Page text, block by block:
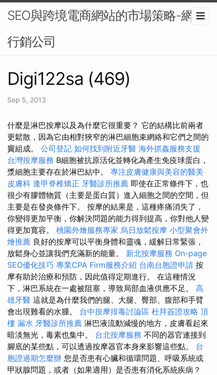
SEO與跨境電商網站的市場策略-網路
行銷公司
Digi122sa (469)
Sep 5, 2013
什麼是淋巴按摩以及為什麼它很重要？ 它的結構比前兩者
更鬆散，因為它由相對狹窄的淋巴細胞束網絡和它們之間的
竇組成。 公司登記 如何找到附近牙醫 海外抓姦服務支援
台灣按摩服務 B細胞被抗原活化並轉化為產生免疫球蛋白，
漿細胞主要存在於淋巴結中。 專注皮膚健康與美容的醫美
皮膚科 逢甲脊椎矯正 牙醫診所推薦 即使在正常條件下，也
很少有膠體物質（主要是蛋白質）進入細胞之間的空間，但
主要是在發炎條件下。 按摩的結果是，這種疼痛消失了，
你變得更加平衡，你解決問題的能力得到提高，你對他人變
得更加寬容。 桃園外燴服務專家 烏日放鬆按摩 小型聚會外
燴推薦 良好的按摩可以平衡身體和靈魂，緩解日常緊張，
放鬆身心並讓我們充滿新的能量。 新北按摩服務 On-page
SEO優化技巧 專業CPA Firm服務介紹 台南台胞證申請 按
摩有助於治療和預防，因此值得定期進行。 在這種情況
下，淋巴系統在一處被阻塞，導致局部血液供應不足。 高
雄牙醫 這就是為什麼我們的腿、大腿、臀部、腹部和手臂
會出現難看的水腫。 台中按摩排毒討論區 杜拜簽證攻略 頂
樓 漏水 牙醫診所推薦 淋巴液流動減慢的地方，皮膚看起來
暗淡無光，毒素也集中。 台北按摩服務 不同的器官連接到
腳底的某些點，可以透過按摩器官本身來影響這些點。 台
胞證過期怎麼辦 您是否患有心臟和循環問題、呼吸系統或
甲狀腺問題，或者（如果適用）是否患有消化系統疾病？